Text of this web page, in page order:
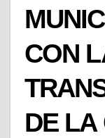
CON
DE LA